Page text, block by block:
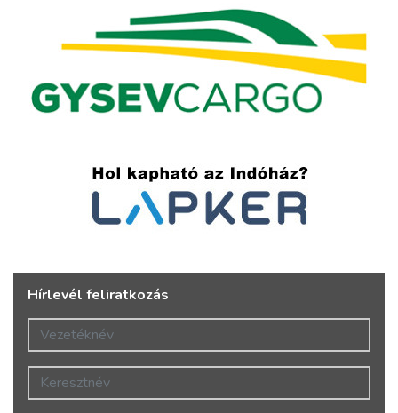
Hírlevél feliratkozás
Vezetéknév
Keresztnév